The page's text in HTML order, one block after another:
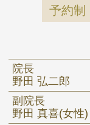
予約制
院長
野田 弘二郎
副院長
野田 真喜(女性)